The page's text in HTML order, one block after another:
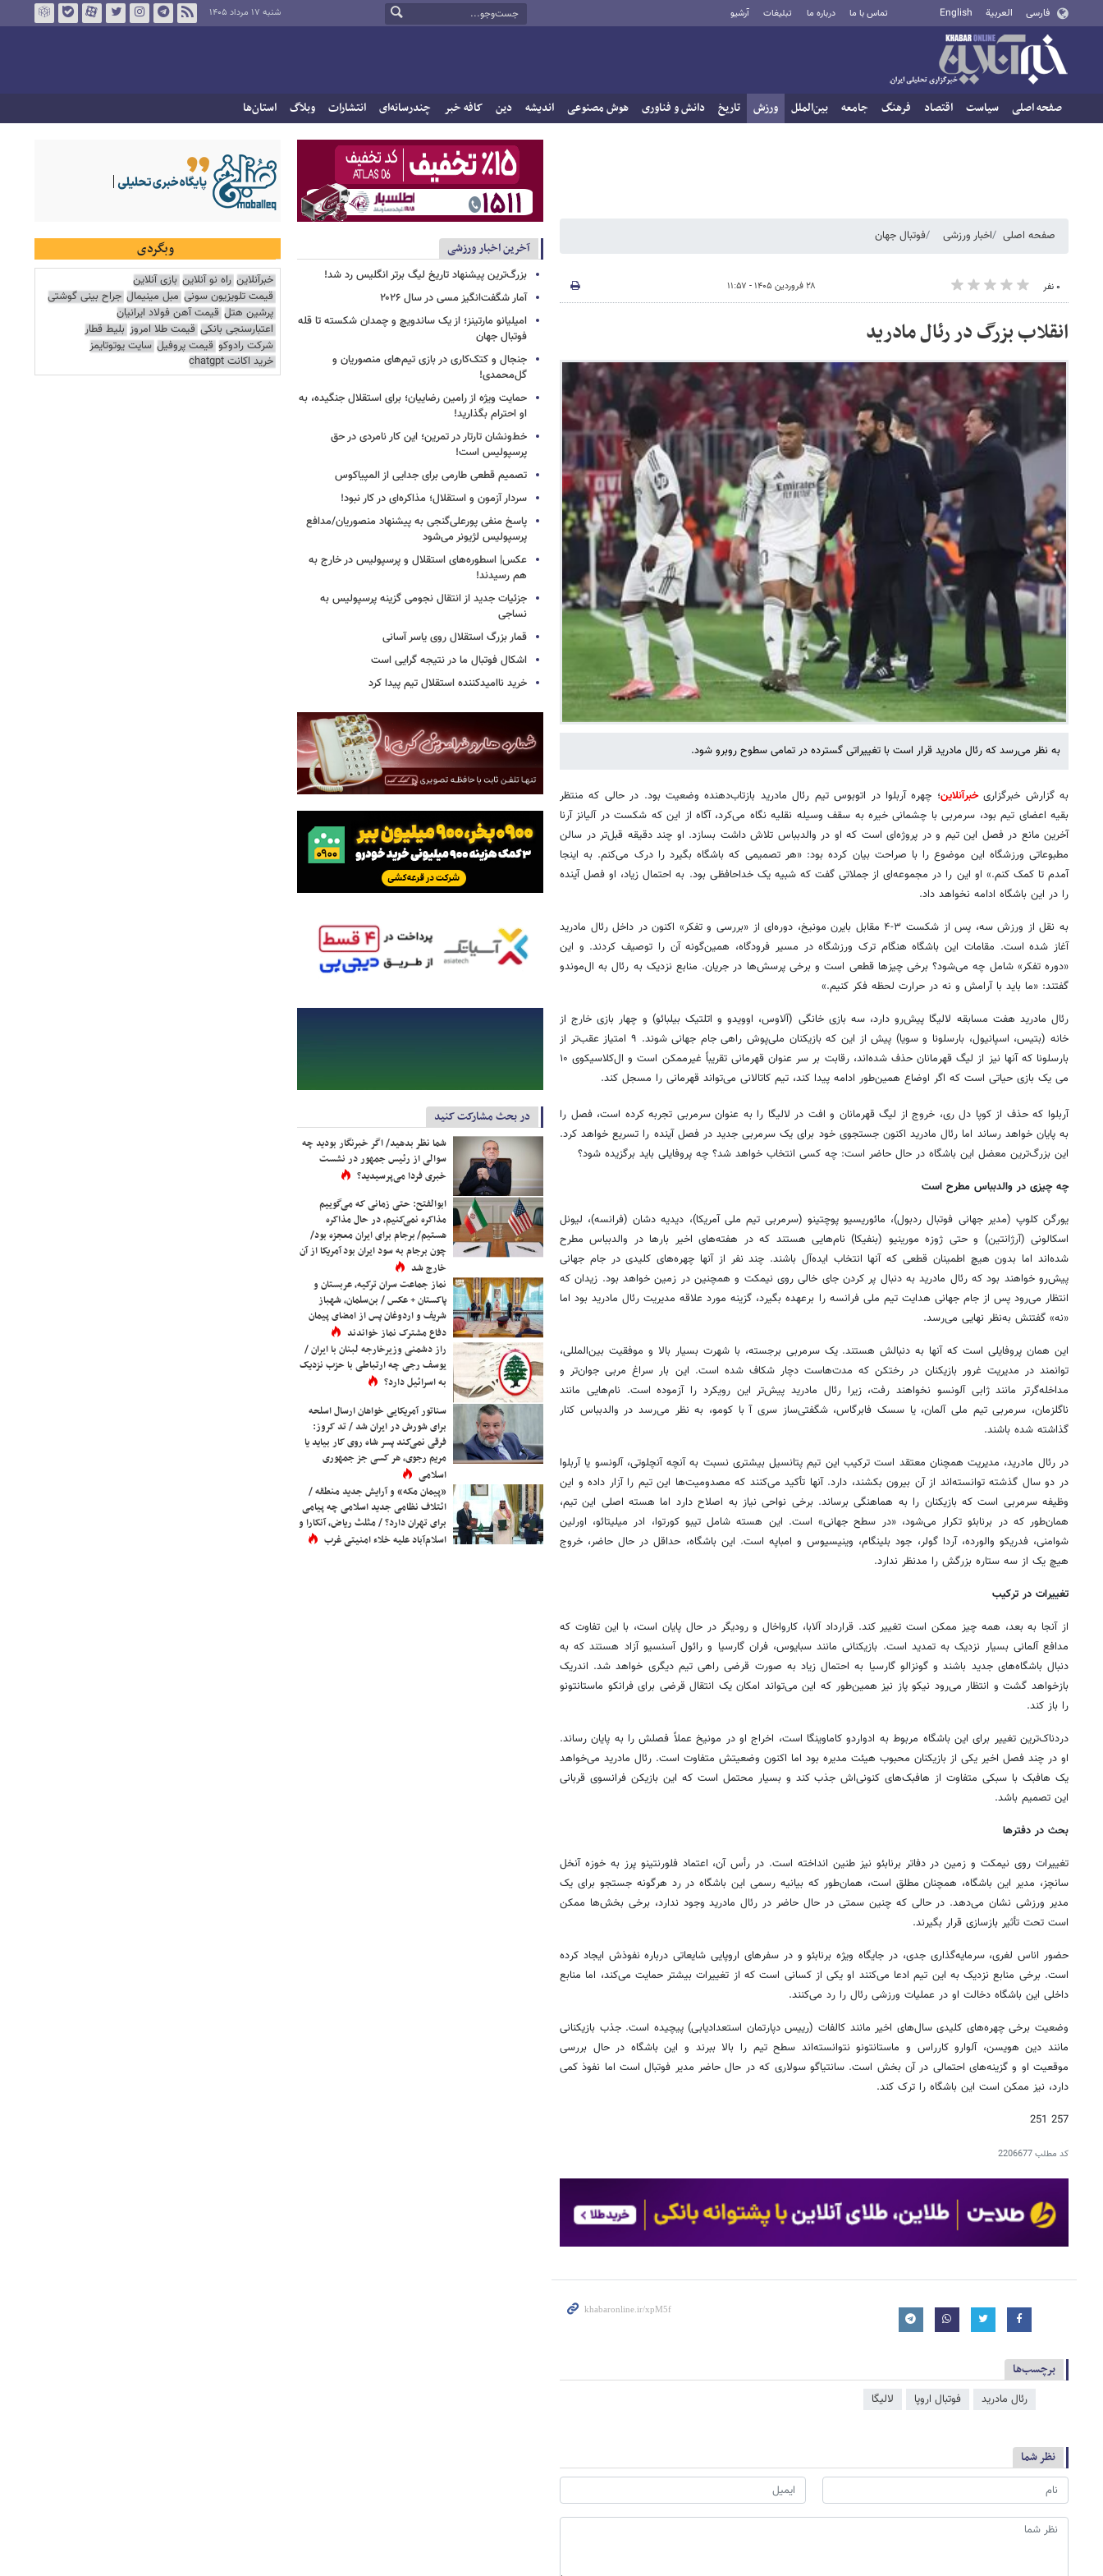
فارسی العربية English تماس با ما درباره ما تبلیغات آرشیو شنبه ۱۷ مرداد ۱۴۰۵
صفحه اصلی سیاست اقتصاد فرهنگ جامعه بین‌الملل ورزش تاریخ دانش و فناوری هوش مصنوعی اندیشه دین کافه خبر چندرسانه‌ای انتشارات وبلاگ استان‌ها
صفحه اصلی اخبار ورزشی فوتبال جهان
۰ نفر ۲۸ فروردین ۱۴۰۵ - ۱۱:۵۷
انقلاب بزرگ در رئال مادرید
به نظر می‌رسد که رئال مادرید قرار است با تغییراتی گسترده در تمامی سطوح روبرو شود.
به گزارش خبرگزاریخبرآنلاین؛ چهره آربلوا در اتوبوس تیم رئال مادرید بازتاب‌دهنده وضعیت بود. در حالی که منتظر
بقیه اعضای تیم بود، سرمربی با چشمانی خیره به سقف وسیله نقلیه نگاه می‌کرد، آگاه از این که شکست در آلیانز آرنا
آخرین مانع در فصل این تیم و در پروژه‌ای است که او در والدبباس تلاش داشت بسازد. او چند دقیقه قبل‌تر در سالن
مطبوعاتی ورزشگاه این موضوع را با صراحت بیان کرده بود: «هر تصمیمی که باشگاه بگیرد را درک می‌کنم. به اینجا
آمدم تا کمک کنم.» او این را در مجموعه‌ای از جملاتی گفت که شبیه یک خداحافظی بود. به احتمال زیاد، او فصل آینده
را در این باشگاه ادامه نخواهد داد.
به نقل از ورزش سه، پس از شکست ۳-۴ مقابل بایرن مونیخ، دوره‌ای از «بررسی و تفکر» اکنون در داخل رئال مادرید
آغاز شده است. مقامات این باشگاه هنگام ترک ورزشگاه در مسیر فرودگاه، همین‌گونه آن را توصیف کردند. و این
«دوره تفکر» شامل چه می‌شود؟ برخی چیزها قطعی است و برخی پرسش‌ها در جریان. منابع نزدیک به رئال به ال‌موندو
گفتند: «ما باید با آرامش و نه در حرارت لحظه فکر کنیم.»
رئال مادرید هفت مسابقه لالیگا پیش‌رو دارد، سه بازی خانگی (آلاوس، اوویدو و اتلتیک بیلبائو) و چهار بازی خارج از
خانه (بتیس، اسپانیول، بارسلونا و سویا) پیش از این که بازیکنان ملی‌پوش راهی جام جهانی شوند. ۹ امتیاز عقب‌تر از
بارسلونا که آنها نیز از لیگ قهرمانان حذف شده‌اند، رقابت بر سر عنوان قهرمانی تقریباً غیرممکن است و ال‌کلاسیکوی ۱۰
می یک بازی حیاتی است که اگر اوضاع همین‌طور ادامه پیدا کند، تیم کاتالانی می‌تواند قهرمانی را مسجل کند.
آربلوا که حذف از کوپا دل‌ ری، خروج از لیگ قهرمانان و افت در لالیگا را به‌ عنوان سرمربی تجربه کرده است، فصل را
به پایان خواهد رساند اما رئال مادرید اکنون جستجوی خود برای یک سرمربی جدید در فصل آینده را تسریع خواهد کرد.
این بزرگ‌ترین معضل این باشگاه در حال حاضر است: چه کسی انتخاب خواهد شد؟ چه پروفایلی باید برگزیده شود؟
چه چیزی در والدبباس مطرح است
یورگن کلوپ (مدیر جهانی فوتبال ردبول)، مائوریسیو پوچتینو (سرمربی تیم ملی آمریکا)، دیدیه دشان (فرانسه)، لیونل
اسکالونی (آرژانتین) و حتی ژوزه مورینیو (بنفیکا) نام‌هایی هستند که در هفته‌های اخیر بارها در والدبباس مطرح
شده‌اند اما بدون هیچ اطمینان قطعی که آنها انتخاب ایده‌آل باشند. چند نفر از آنها چهره‌های کلیدی در جام جهانی
پیش‌رو خواهند بود که رئال مادرید به دنبال پر کردن جای خالی روی نیمکت و همچنین در زمین خواهد بود. زیدان که
انتظار می‌رود پس از جام جهانی هدایت تیم ملی فرانسه را برعهده بگیرد، گزینه مورد علاقه مدیریت رئال مادرید بود اما
«نه» گفتنش به‌نظر نهایی می‌رسد.
این همان پروفایلی است که آنها به دنبالش هستند. یک سرمربی برجسته، با شهرت بسیار بالا و موفقیت بین‌المللی،
توانمند در مدیریت غرور بازیکنان در رختکن که مدت‌هاست دچار شکاف شده است. این بار سراغ مربی جوان‌تر و
مداخله‌گرتر مانند ژابی آلونسو نخواهند رفت، زیرا رئال مادرید پیش‌تر این رویکرد را آزموده است. نام‌هایی مانند
ناگلزمان، سرمربی تیم ملی آلمان، یا سسک فابرگاس، شگفتی‌ساز سری آ با کومو، به‌ نظر می‌رسد در والدبباس کنار
گذاشته شده باشند.
در رئال مادرید، مدیریت همچنان معتقد است ترکیب این تیم پتانسیل بیشتری نسبت به آنچه آنچلوتی، آلونسو یا آربلوا
در دو سال گذشته توانسته‌اند از آن بیرون بکشند، دارد. آنها تأکید می‌کنند که مصدومیت‌ها این تیم را آزار داده و این
وظیفه سرمربی است که بازیکنان را به هماهنگی برساند. برخی نواحی نیاز به اصلاح دارد اما هسته اصلی این تیم،
همان‌طور که در برنابئو تکرار می‌شود، «در سطح جهانی» است. این هسته شامل تیبو کورتوا، ادر میلیتائو، اورلین
شوامنی، فدریکو والورده، آردا گولر، جود بلینگام، وینیسیوس و امباپه است. این باشگاه، حداقل در حال حاضر، خروج
هیچ‌ یک از سه ستاره بزرگش را مدنظر ندارد.
تغییرات در ترکیب
از آنجا به بعد، همه چیز ممکن است تغییر کند. قرارداد آلابا، کارواخال و رودیگر در حال پایان است، با این تفاوت که
مدافع آلمانی بسیار نزدیک به تمدید است. بازیکنانی مانند سبایوس، فران گارسیا و رائول آسنسیو آزاد هستند که به
دنبال باشگاه‌های جدید باشند و گونزالو گارسیا به احتمال زیاد به‌ صورت قرضی راهی تیم دیگری خواهد شد. اندریک
بازخواهد گشت و انتظار می‌رود نیکو پاز نیز همین‌طور که این می‌تواند امکان یک انتقال قرضی برای فرانکو ماستانتونو
را باز کند.
دردناک‌ترین تغییر برای این باشگاه مربوط به ادواردو کاماوینگا است، اخراج او در مونیخ عملاً فصلش را به پایان رساند.
او در چند فصل اخیر یکی از بازیکنان محبوب هیئت‌ مدیره بود اما اکنون وضعیتش متفاوت است. رئال مادرید می‌خواهد
یک هافبک با سبکی متفاوت از هافبک‌های کنونی‌اش جذب کند و بسیار محتمل است که این بازیکن فرانسوی قربانی
این تصمیم باشد.
بحث در دفترها
تغییرات روی نیمکت و زمین در دفاتر برنابئو نیز طنین انداخته است. در رأس آن، اعتماد فلورنتینو پرز به خوزه آنخل
سانچز، مدیر این باشگاه، همچنان مطلق است، همان‌طور که بیانیه رسمی این باشگاه در رد هرگونه جستجو برای یک
مدیر ورزشی نشان می‌دهد. در حالی که چنین سمتی در حال حاضر در رئال مادرید وجود ندارد، برخی بخش‌ها ممکن
است تحت تأثیر بازسازی قرار بگیرند.
حضور اناس لغری، سرمایه‌گذاری جدی، در جایگاه ویژه برنابئو و در سفرهای اروپایی شایعاتی درباره نفوذش ایجاد کرده
است. برخی منابع نزدیک به این تیم ادعا می‌کنند او یکی از کسانی است که از تغییرات بیشتر حمایت می‌کند، اما منابع
داخلی این باشگاه دخالت او در عملیات ورزشی رئال را رد می‌کنند.
وضعیت برخی چهره‌های کلیدی سال‌های اخیر مانند کالفات (رییس دپارتمان استعدادیابی) پیچیده است. جذب‌ بازیکنانی
مانند دین هویسن، آلوارو کارراس و ماستانتونو نتوانسته‌اند سطح تیم را بالا ببرند و این باشگاه در حال بررسی
موقعیت او و گزینه‌های احتمالی در آن بخش است. سانتیاگو سولاری که در حال حاضر مدیر فوتبال است اما نفوذ کمی
دارد، نیز ممکن است این باشگاه را ترک کند.
257 251
کد مطلب2206677
برچسب‌ها
رئال مادرید فوتبال اروپا لالیگا
نظر شما
آخرین اخبار ورزشی
بزرگ‌ترین پیشنهاد تاریخ لیگ برتر انگلیس رد شد!
آمار شگفت‌انگیز مسی در سال ۲۰۲۶
امیلیانو مارتینز؛ از یک ساندویچ و چمدان شکسته تا قله
فوتبال جهان
جنجال و کتک‌کاری در بازی تیم‌های منصوریان و
گل‌محمدی!
حمایت ویژه از رامین رضاییان؛ برای استقلال جنگیده، به
او احترام بگذارید!
خط‌ونشان تارتار در تمرین؛ این کار نامردی در حق
پرسپولیس است!
تصمیم قطعی طارمی برای جدایی از المپیاکوس
سردار آزمون و استقلال؛ مذاکره‌ای در کار نبود!
پاسخ منفی پورعلی‌گنجی به پیشنهاد منصوریان/مدافع
پرسپولیس لژیونر می‌شود
عکس| اسطوره‌های استقلال و پرسپولیس در خارج به
هم رسیدند!
جزئیات جدید از انتقال نجومی گزینه پرسپولیس به
نساجی
قمار بزرگ استقلال روی یاسر آسانی
اشکال فوتبال ما در نتیجه گرایی است
خرید ناامیدکننده استقلال تیم پیدا کرد
در بحث مشارکت کنید
شما نظر بدهید/ اگر خبرنگار بودید چه
سوالی از رئیس جمهور در نشست
خبری فردا می‌پرسیدید؟
ابوالفتح: حتی زمانی که می‌گوییم
مذاکره نمی‌کنیم، در حال مذاکره
هستیم/ برجام برای ایران معجزه بود/
چون برجام به سود ایران بود آمریکا از آن
خارج شد
نماز جماعت سران ترکیه، عربستان و
پاکستان + عکس / بن‌سلمان، شهباز
شریف و اردوغان پس از امضای پیمان
دفاع مشترک نماز خواندند
راز دشمنی وزیرخارجه لبنان با ایران /
یوسف رجی چه ارتباطی با حزب نزدیک
به اسرائیل دارد؟
سناتور آمریکایی خواهان ارسال اسلحه
برای شورش در ایران شد / تد کروز:
فرقی نمی‌کند پسر شاه روی کار بیاید یا
مریم رجوی، هر کسی جز جمهوری
اسلامی
«پیمان مکه» و آرایش جدید منطقه /
ائتلاف نظامی جدید اسلامی چه پیامی
برای تهران دارد؟ / مثلث ریاض، آنکارا و
اسلام‌آباد علیه خلاء امنیتی غرب
وبگردی
خبرآنلاین راه نو آنلاین بازی آنلاین
قیمت تلویزیون سونی مبل مینیمال جراح بینی گوشتی
پرشین هتل قیمت آهن فولاد ایرانیان
اعتبارسنجی بانکی قیمت طلا امروز بلیط قطار
شرکت رادوکو قیمت پروفیل سایت یوتوتایمز
خرید اکانت chatgpt